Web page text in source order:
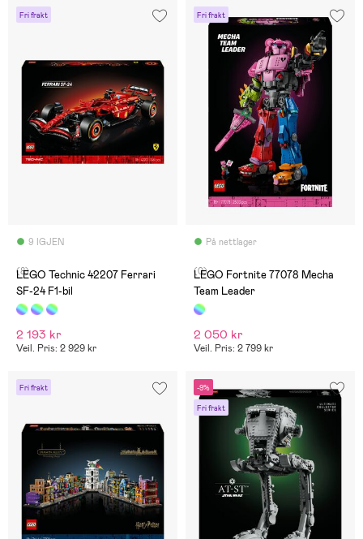
Fri frakt
9 IGJEN
(8)
LEGO Technic 42207 Ferrari
SF-24 F1-bil
2 193 kr
Veil. Pris: 2 929 kr
Fri frakt
På nettlager
(0)
LEGO Fortnite 77078 Mecha
Team Leader
2 050 kr
Veil. Pris: 2 799 kr
Fri frakt -9%
Fri frakt